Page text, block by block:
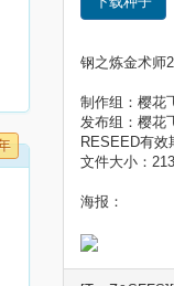
钢之炼金术师
制作组：樱花
发布组：樱花
RESEED有效
文件大小：
海报：